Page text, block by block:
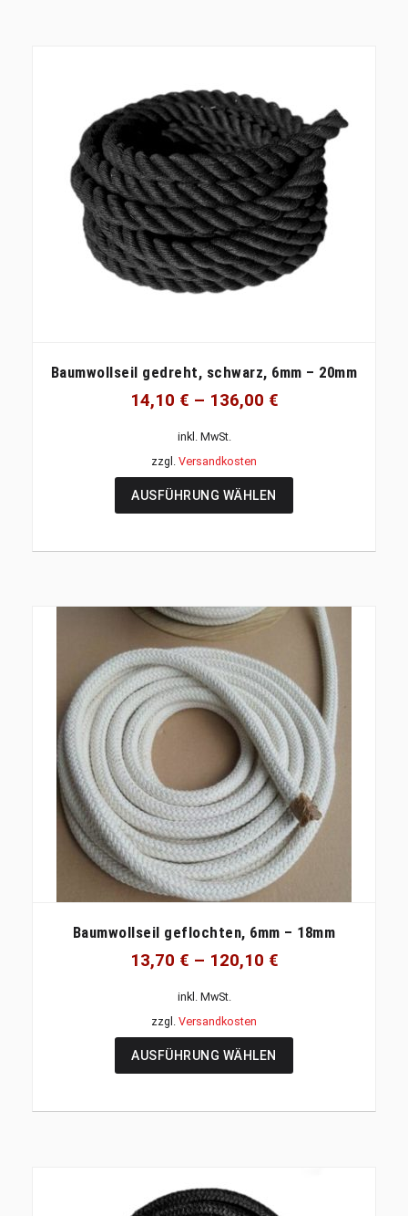
Baumwollseil gedreht, schwarz, 6mm – 20mm
14,10 € – 136,00 €
inkl. MwSt.
zzgl. Versandkosten
AUSFÜHRUNG WÄHLEN
Baumwollseil geflochten, 6mm – 18mm
13,70 € – 120,10 €
inkl. MwSt.
zzgl. Versandkosten
AUSFÜHRUNG WÄHLEN